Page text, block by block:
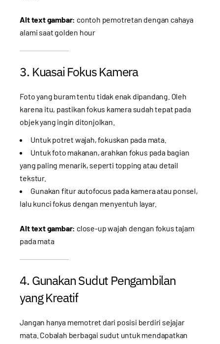
Alt text gambar: contoh pemotretan dengan cahaya
alami saat golden hour
3. Kuasai Fokus Kamera
Foto yang buram tentu tidak enak dipandang. Oleh
karena itu, pastikan fokus kamera sudah tepat pada
objek yang ingin ditonjolkan.
Untuk potret wajah, fokuskan pada mata.
Untuk foto makanan, arahkan fokus pada bagian
yang paling menarik, seperti topping atau detail
tekstur.
Gunakan fitur autofocus pada kamera atau ponsel,
lalu kunci fokus dengan menyentuh layar.
Alt text gambar: close-up wajah dengan fokus tajam
pada mata
4. Gunakan Sudut Pengambilan
yang Kreatif
Jangan hanya memotret dari posisi berdiri sejajar
mata. Cobalah berbagai sudut untuk mendapatkan